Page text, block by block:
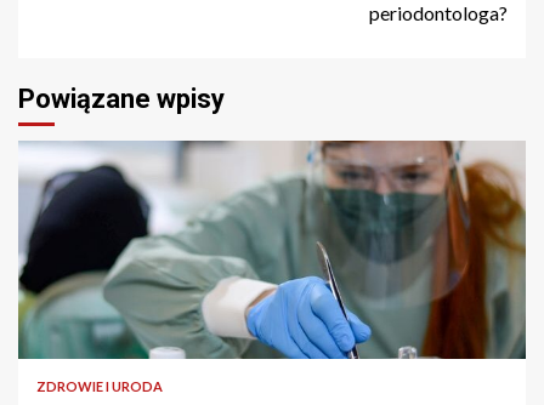
periodontologa?
Powiązane wpisy
ZDROWIE I URODA